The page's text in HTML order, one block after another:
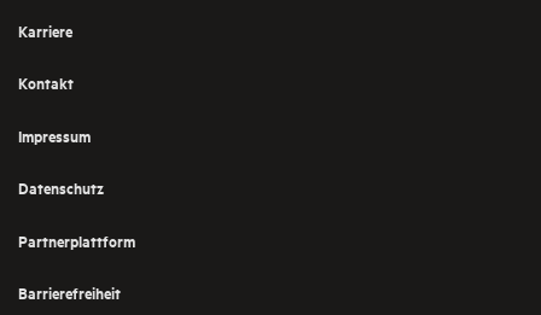
Karriere
Kontakt
Impressum
Datenschutz
Partnerplattform
Barrierefreiheit